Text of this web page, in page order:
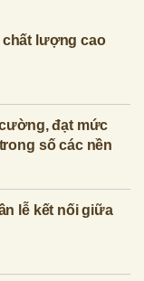
chất lượng cao
đạt mức
số các nền
lễ kết nối giữa